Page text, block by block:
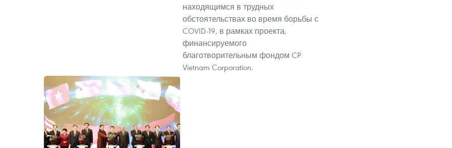
находящимся в трудных
обстоятельствах во время борьбы с
COVID-19, в рамках проекта,
финансируемого
благотворительным фондом CP
Vietnam Corporation.